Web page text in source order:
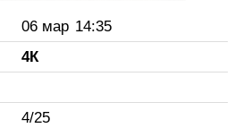
06 мар 14:35
4К
4/25